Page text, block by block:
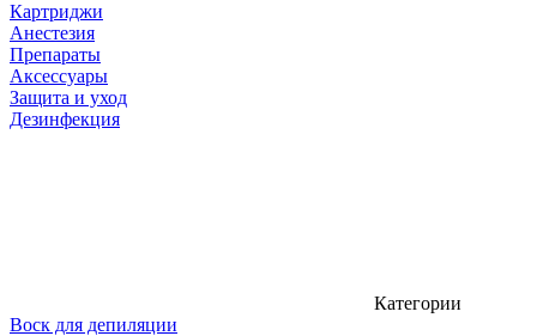
Картриджи
Анестезия
Препараты
Аксессуары
Защита и уход
Дезинфекция
Категории
Воск для депиляции